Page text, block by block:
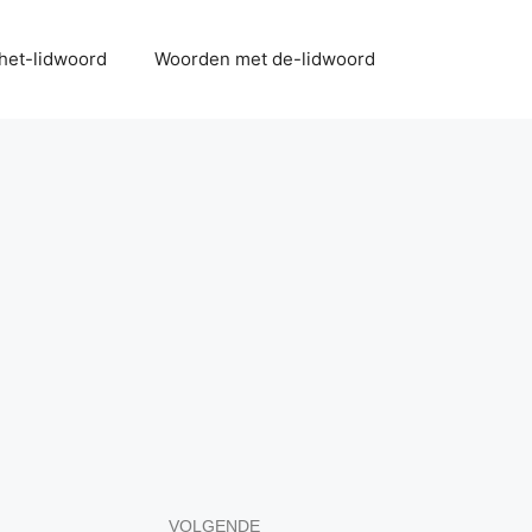
lidwoord Woorden met de-lidwoord
VOLGENDE